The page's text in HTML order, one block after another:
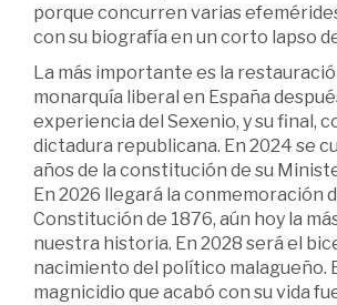
porque concurren varias
con su biografía en un corto lapso
La más importante es la
monarquía liberal en España
experiencia del Sexenio, y su final,
dictadura republicana. En 2024 se
años de la constitución de su
En 2026 llegará la conmemoración
Constitución de 1876, aún hoy la
nuestra historia. En 2028 será el
nacimiento del político malagueño.
magnicidio que acabó con su vida